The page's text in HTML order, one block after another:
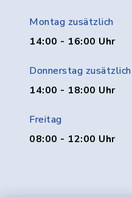
Montag zusätzlich
14:00 - 16:00 Uhr
Donnerstag zusätzlich
14:00 - 18:00 Uhr
Freitag
08:00 - 12:00 Uhr